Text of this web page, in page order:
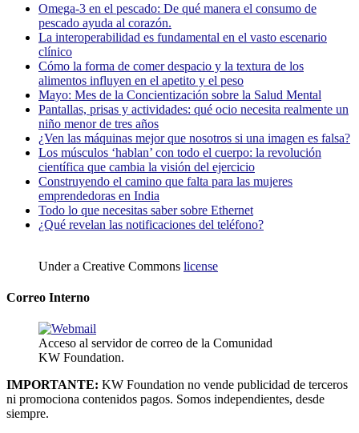
Omega-3 en el pescado: De qué manera el consumo de
pescado ayuda al corazón.
La interoperabilidad es fundamental en el vasto escenario
clínico
Cómo la forma de comer despacio y la textura de los
alimentos influyen en el apetito y el peso
Mayo: Mes de la Concientización sobre la Salud Mental
Pantallas, prisas y actividades: qué ocio necesita realmente un
niño menor de tres años
¿Ven las máquinas mejor que nosotros si una imagen es falsa?
Los músculos ‘hablan’ con todo el cuerpo: la revolución
científica que cambia la visión del ejercicio
Construyendo el camino que falta para las mujeres
emprendedoras en India
Todo lo que necesitas saber sobre Ethernet
¿Qué revelan las notificaciones del teléfono?
Under a Creative Commons license
Correo Interno
Acceso al servidor de correo de la Comunidad
KW Foundation.
IMPORTANTE: KW Foundation no vende publicidad de terceros
ni promociona contenidos pagos. Somos independientes, desde
siempre.